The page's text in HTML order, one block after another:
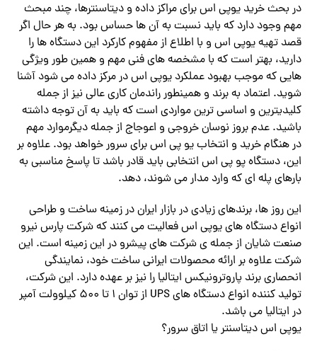
در بحث خرید یوپی اس برای مراکز داده و دیتاسنترها، چند مبحث
مهم وجود دارد که باید نسبت به آن ها حساس بود. به هر حال اگر
قصد تهیه یوپی اس و با اطلاع از مفهوم کارکرد این دستگاه ها را
دارید، بهتر است که با مشخصه های فنی مهم و همین طور ویژگی
هایی که موجب بهبود عملکرد یوپی اس در مرکز داده می شود آشنا
شوید. اعتماد به برند و همینطور راندمان کاری عالی نیز از جمله
کلیدیترین و اساسی ترین مواردی است که باید به آن توجه داشته
باشید. عدم بروز نوسان خروجی و اعوجاج از جمله دیگرموارد مهم
در هنگام خرید و انتخاب یو پی اس برای سرور خواهد بود. علاوه بر
این، دستگاه پو پی اس انتخابی باید قادر باشد تا پاسخ مناسبی به
بارهای پله ای که وارد مدار می شوند، دهد.
این روز ها، برندهای زیادی در بازار ایران در زمینه ساخت و طراحی
انواع دستگاه های یوپی اس فعالیت می کنند که شرکت پارس نیرو
صنعت شایان از جمله ی شرکت های پیشرو در این زمینه است. این
شرکت علاوه بر ارائه محصولات ایرانی ساخت خود، نمایندگی
انحصاری برند پاروترونیکس ایتالیا را نیز بر عهده دارد. این شرکت،
تولید کننده انواع دستگاه های UPS از توان ۱ تا ۵۰۰ کیلوولت آمپر
در ایتالیا می باشد.
یوپی اس دیتاسنتر یا اتاق سرور؟